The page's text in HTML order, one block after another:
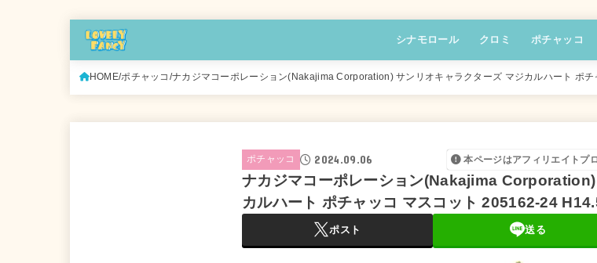
シナモロール クロミ ポチャッコ
HOME ポチャッコ ナカジマコーポレーション(Nakajima Corporation) サンリオキャラクターズ マジカルハート ポ
ポチャッコ 2024.09.06 本ページはアフィリエイトプ
ナカジマコーポレーション(Nakajima
カルハート ポチャッコ マスコット 205162-24
ポスト 送る